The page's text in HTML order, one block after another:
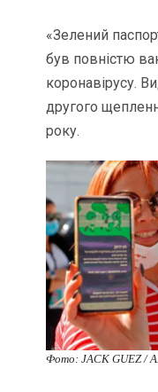
«Зелений
був повністю
коронавірусу.
другого
року.
Фото: JACK GUEZ /